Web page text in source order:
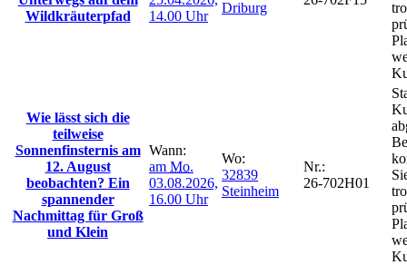
Wildkräuterpfad
14.00 Uhr
Driburg
Wie lässt sich die
teilweise
Sonnenfinsternis am
12. August
beobachten? Ein
spannender
Nachmittag für Groß
und Klein
Wann:
am Mo.
03.08.2026,
16.00 Uhr
Wo:
32839
Steinheim
Nr.:
26-702H01